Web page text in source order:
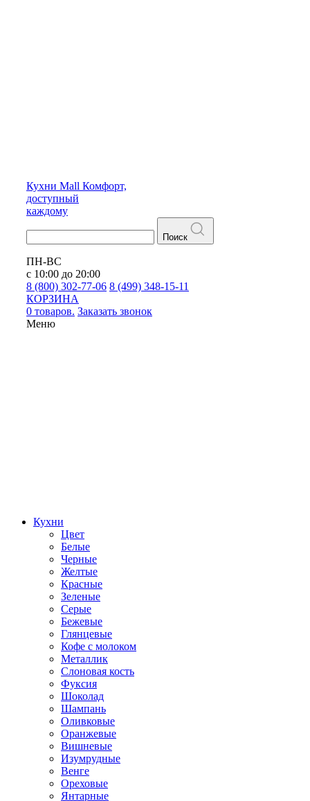
Кухни Mall Комфорт,
доступный
каждому
Поиск
ПН-ВС
с 10:00 до 20:00
8 (800) 302-77-06 8 (499) 348-15-11
КОРЗИНА
0 товаров. Заказать звонок
Меню
Кухни
Цвет
Белые
Черные
Желтые
Красные
Зеленые
Серые
Бежевые
Глянцевые
Кофе с молоком
Металлик
Слоновая кость
Фуксия
Шоколад
Шампань
Оливковые
Оранжевые
Вишневые
Изумрудные
Венге
Ореховые
Янтарные